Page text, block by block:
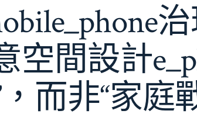
空間設計
而非“家庭